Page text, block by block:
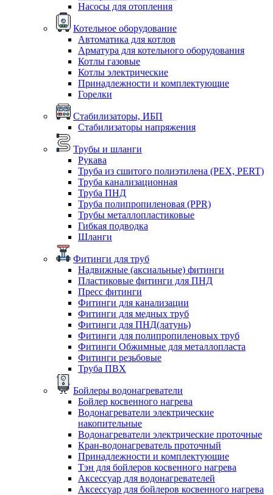
Насосы для отопления
Котельное оборудование
Автоматика для котлов
Арматура для котельного оборудования
Котлы газовые
Котлы электрические
Принадлежности и комплектующие
Горелки
Стабилизаторы, ИБП
Стабилизаторы напряжения
Трубы и шланги
Рукава
Труба из сшитого полиэтилена (PEX, PERT)
Труба канализационная
Труба ПНД
Труба полипропиленовая (PPR)
Трубы металлопластиковые
Гибкая подводка
Шланги
Фитинги для труб
Надвижные (аксиальные) фитинги
Пластиковые фитинги для ПНД
Пресс фитинги
Фитинги для канализации
Фитинги для медных труб
Фитинги для ПНД(латунь)
Фитинги для полипропиленовых труб
Фитинги Обжимные для металлопласта
Фитинги резьбовые
Труба ПВХ
Бойлеры водонагреватели
Бойлер косвенного нагрева
Водонагреватели электрические
накопительные
Водонагреватели электрические проточные
Кран-водонагреватель проточный
Принадлежности и комплектующие
Тэн для бойлеров косвенного нагрева
Аксессуар для водонагревателей
Аксессуар для бойлеров косвенного нагрева